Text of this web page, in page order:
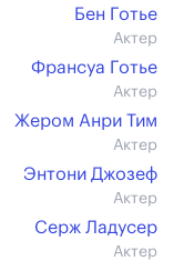
Бен Готье
Актер
Франсуа Готье
Актер
Жером Анри Тим
Актер
Энтони Джозеф
Актер
Серж Ладусер
Актер